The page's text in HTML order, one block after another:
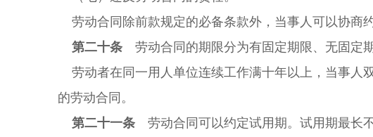
劳动合同除前款规定的必备条款外，当事人可以协商约
第二十条 劳动合同的期限分为有固定期限、无固定
劳动者在同一用人单位连续工作满十年以上，当事人
的劳动合同。
第二十一条 劳动合同可以约定试用期。试用期最长